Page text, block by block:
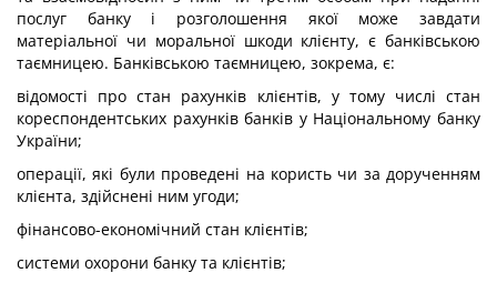
послуг банку і розголошення якої може завдати
матеріальної чи моральної шкоди клієнту, є банківською
таємницею. Банківською таємницею, зокрема, є:
відомості про стан рахунків клієнтів, у тому числі стан
кореспондентських рахунків банків у Національному банку
України;
операції, які були проведені на користь чи за дорученням
клієнта, здійснені ним угоди;
фінансово-економічний стан клієнтів;
системи охорони банку та клієнтів;